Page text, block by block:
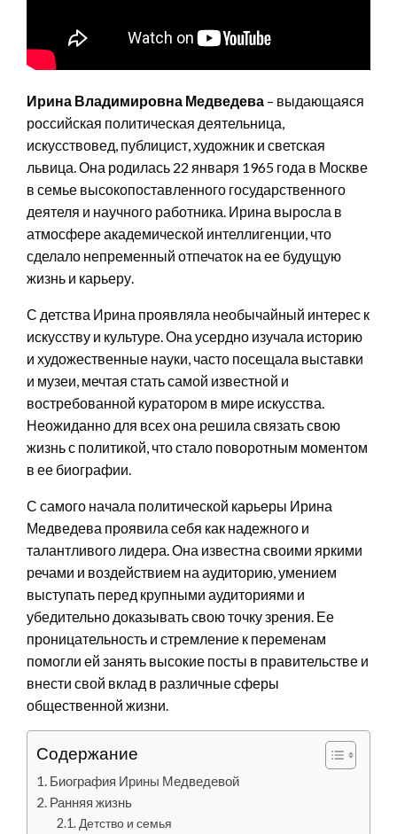
Ирина Владимировна Медведева – выдающаяся
российская политическая деятельница,
искусствовед, публицист, художник и светская
львица. Она родилась 22 января 1965 года в Москве
в семье высокопоставленного государственного
деятеля и научного работника. Ирина выросла в
атмосфере академической интеллигенции, что
сделало непременный отпечаток на ее будущую
жизнь и карьеру.
С детства Ирина проявляла необычайный интерес к
искусству и культуре. Она усердно изучала историю
и художественные науки, часто посещала выставки
и музеи, мечтая стать самой известной и
востребованной куратором в мире искусства.
Неожиданно для всех она решила связать свою
жизнь с политикой, что стало поворотным моментом
в ее биографии.
С самого начала политической карьеры Ирина
Медведева проявила себя как надежного и
талантливого лидера. Она известна своими яркими
речами и воздействием на аудиторию, умением
выступать перед крупными аудиториями и
убедительно доказывать свою точку зрения. Ее
проницательность и стремление к переменам
помогли ей занять высокие посты в правительстве и
внести свой вклад в различные сферы
общественной жизни.
Содержание
Биография Ирины Медведевой
Ранняя жизнь
Детство и семья